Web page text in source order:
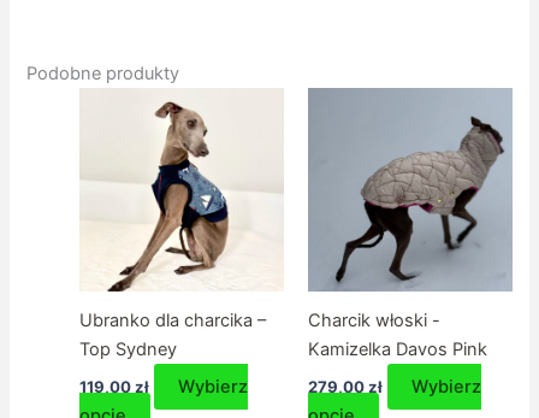
Podobne produkty
Ubranko dla charcika –
Top Sydney
119,00zł
Wybierz
Charcik włoski -
Kamizelka Davos Pink
279,00zł
Wybierz